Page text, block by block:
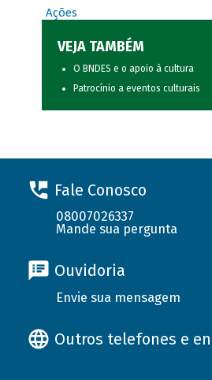
Ações
VEJA TAMBÉM
O BNDES e o apoio à cultura
Patrocínio a eventos culturais
Fale Conosco
08007026337
Mande sua pergunta
Ouvidoria
Envie sua mensagem
Outros telefones e